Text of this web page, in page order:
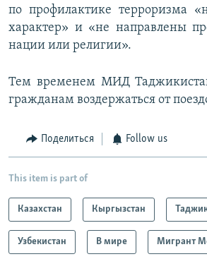
по профилактике терроризма
характер» и «не направлены
нации или религии».
Тем временем МИД
гражданам воздержаться от
Поделиться Follow us
This item is part of
Казахстан Кыргызстан
Узбекистан В мире Мигрант